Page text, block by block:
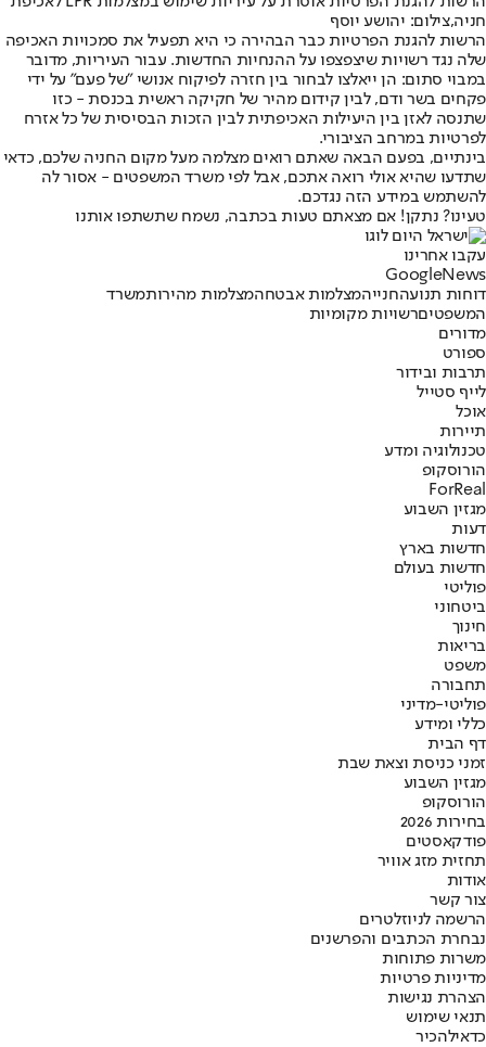
חניה,צילום: יהושע יוסף
הרשות להגנת הפרטיות כבר הבהירה כי היא תפעיל את סמכויות האכיפה
שלה נגד רשויות שיצפצפו על ההנחיות החדשות. עבור העיריות, מדובר
במבוי סתום: הן ייאלצו לבחור בין חזרה לפיקוח אנושי "של פעם" על ידי
פקחים בשר ודם, לבין קידום מהיר של חקיקה ראשית בכנסת - כזו
שתנסה לאזן בין היעילות האכיפתית לבין הזכות הבסיסית של כל אזרח
לפרטיות במרחב הציבורי.
בינתיים, בפעם הבאה שאתם רואים מצלמה מעל מקום החניה שלכם, כדאי
שתדעו שהיא אולי רואה אתכם, אבל לפי משרד המשפטים - אסור לה
להשתמש במידע הזה נגדכם.
טעינו? נתקן! אם מצאתם טעות בכתבה, נשמח שתשתפו אותנו
עקבו אחרינו
Googl eNews
דוחות תנועהחנייהמצלמות אבטחהמצלמות מהירותמשרד
המשפטיםרשויות מקומיות
מדורים
ספורט
תרבות ובידור
לייף סטייל
אוכל
תיירות
טכנולוגיה ומדע
הורוסקופ
ForReal
מגזין השבוע
דעות
חדשות בארץ
חדשות בעולם
פוליטי
ביטחוני
חינוך
בריאות
משפט
תחבורה
פוליטי-מדיני
כללי ומידע
דף הבית
זמני כניסת וצאת שבת
מגזין השבוע
הורוסקופ
בחירות 2026
פודקאסטים
תחזית מזג אוויר
אודות
צור קשר
הרשמה לניוזלטרים
נבחרת הכתבים והפרשנים
משרות פתוחות
מדיניות פרטיות
הצהרת נגישות
תנאי שימוש
כדאילהכיר